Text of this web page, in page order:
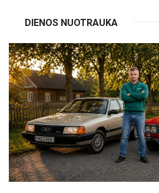
DIENOS NUOTRAUKA